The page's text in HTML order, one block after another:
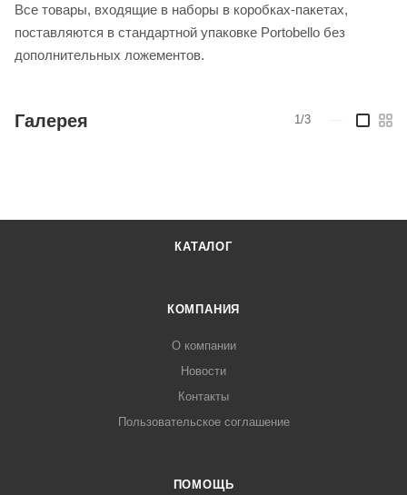
Все товары, входящие в наборы в коробках-пакетах,
поставляются в стандартной упаковке Portobello без
дополнительных ложементов.
Галерея 1/3
КАТАЛОГ
КОМПАНИЯ
О компании
Новости
Контакты
Пользовательское соглашение
ПОМОЩЬ